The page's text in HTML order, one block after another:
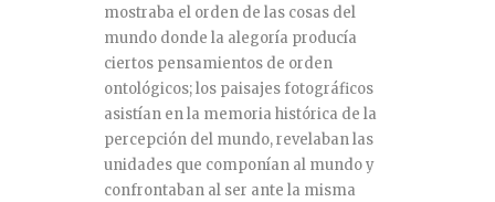
mostraba el orden de las cosas del
mundo donde la alegoría producía
ciertos pensamientos de orden
ontológicos; los paisajes fotográficos
asistían en la memoria histórica de la
percepción del mundo, revelaban las
unidades que componían al mundo y
confrontaban al ser ante la misma